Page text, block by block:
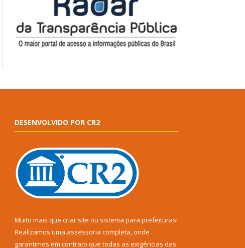
DESENVOLVIDO POR CR2
Muito mais que criar site ou sistema para prefeituras!
Realizamos uma assessoria completa, onde
garantimos em contrato que todas as exigências das